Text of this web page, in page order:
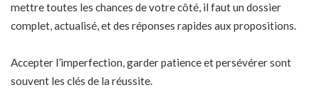
mettre toutes les chances de votre côté, il faut un dossier
complet, actualisé, et des réponses rapides aux propositions.
Accepter l’imperfection, garder patience et persévérer sont
souvent les clés de la réussite.